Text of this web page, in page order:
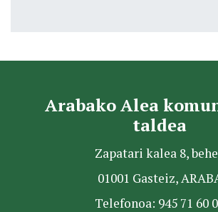
Arabako Alea
taldea
Zapatari kalea 8,
01001 Gasteiz,
Telefonoa: 945 71 60